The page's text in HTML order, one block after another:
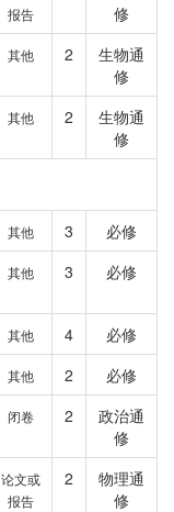
报告
修
其他 2
生物通
修
其他 2
生物通
修
其他 3
必修
其他 3 必修
其他 4
必修
其他 2
必修
闭卷 2
政治通
修
论文或
报告
2
物理通
修